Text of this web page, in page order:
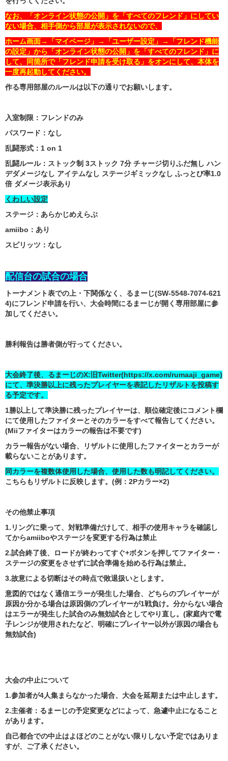
なお、「オンライン状態の公開」を「すべてのフレンド」にしてい
ない場合、相手側から部屋が表示されないので、
ホーム画面→「マイページ」→「ユーザー設定」→「フレンド機能
の設定」から「オンライン状態の公開」を「すべてのフレンド」に
して、同箇所で「フレンド申請を受け取る」をオンにして、本体を
一度再起動してください。
作る専用部屋のルールは以下の通りでお願いします。
入室制限：フレンドのみ
パスワード：なし
乱闘形式：1 on 1
乱闘ルール：ストック制 3ストック 7分 チャージ切りふだ無し ハン
デダメージなし アイテムなし ステージギミックなし ふっとび率1.0
倍 ダメージ表示あり
くわしい設定
ステージ：あらかじめえらぶ
amiibo：あり
スピリッツ：なし
配信台の試合の場合
トーナメント表での上・下関係なく、るまーじ(SW-5548-7074-621
4)にフレンド申請を行い、大会時間にるまーじが開く専用部屋に参
加してください。
勝利報告は勝者側が行ってください。
大会終了後、るまーじのX:旧Twitter(https://x.com/rumaaji_game)
にて、準決勝以上に残ったプレイヤーを表記したリザルトを投稿す
る予定です。
1勝以上して準決勝に残ったプレイヤーは、順位確定後にコメント欄
にて使用したファイターとそのカラーをすべて報告してください。
(Miiファイターはカラーの報告は不要です)
カラー報告がない場合、リザルトに使用したファイターとカラーが
載らないことがあります。
同カラーを複数体使用した場合、使用した数も明記してください。
こちらもリザルトに反映します。(例：2Pカラー×2)
その他禁止事項
1.リングに乗って、対戦準備だけして、相手の使用キャラを確認し
てからamiiboやステージを変更する行為は禁止
2.試合終了後、ロードが終わってすぐ+ボタンを押してファイター・
ステージの変更をさせずに試合準備を始める行為は禁止。
3.故意による切断はその時点で敗退扱いとします。
意図的ではなく通信エラーが発生した場合、どちらのプレイヤーが
原因か分かる場合は原因側のプレイヤーが1戦負け。 分からない場合
はエラーが発生した試合のみ無効試合としてやり直し。 (家庭内で電
子レンジが使用されたなど、明確にプレイヤー以外が原因の場合も
無効試合)
大会の中止について
1.参加者が4人集まらなかった場合、大会を延期または中止します。
2.主催者：るまーじの予定変更などによって、急遽中止になること
があります。
自己都合での中止はよほどのことがない限りしない予定ではありま
すが、ご了承ください。